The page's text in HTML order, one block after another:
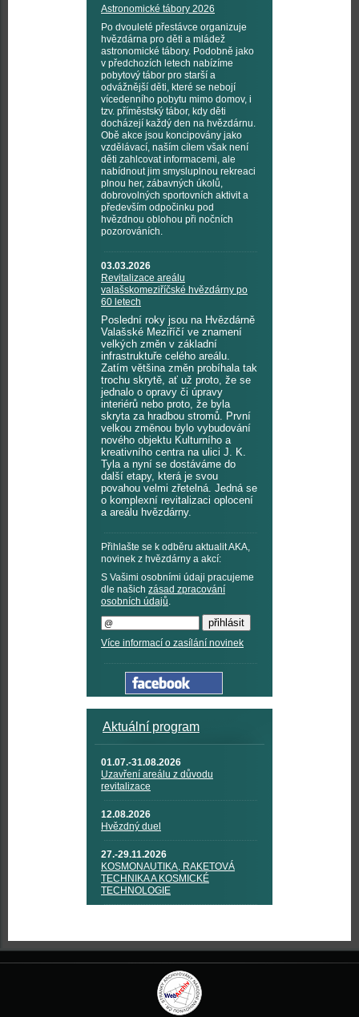
Astronomické tábory 2026
Po dvouleté přestávce organizuje
hvězdárna pro děti a mládež
astronomické tábory. Podobně jako
v předchozích letech nabízíme
pobytový tábor pro starší a
odvážnější děti, které se nebojí
vícedenního pobytu mimo domov, i
tzv. příměstský tábor, kdy děti
docházejí každý den na hvězdárnu.
Obě akce jsou koncipovány jako
vzdělávací, naším cílem však není
děti zahlcovat informacemi, ale
nabídnout jim smysluplnou rekreaci
plnou her, zábavných úkolů,
dobrovolných sportovních aktivit a
především odpočinku pod
hvězdnou oblohou při nočních
pozorováních.
03.03.2026
Revitalizace areálu
valašskomeziříčské hvězdárny po
60 letech
Poslední roky jsou na Hvězdárně
Valašské Meziříčí ve znamení
velkých změn v základní
infrastruktuře celého areálu.
Zatím většina změn probíhala tak
trochu skrytě, ať už proto, že se
jednalo o opravy či úpravy
interiérů nebo proto, že byla
skryta za hradbou stromů. První
velkou změnou bylo vybudování
nového objektu Kulturního a
kreativního centra na ulici J. K.
Tyla a nyní se dostáváme do
další etapy, která je svou
povahou velmi zřetelná. Jedná se
o komplexní revitalizaci oplocení
a areálu hvězdárny.
Přihlašte se k odběru aktualit AKA,
novinek z hvězdárny a akcí:
S Vašimi osobními údaji pracujeme
dle našich zásad zpracování
osobních údajů
Více informací o zasílání novinek
Aktuální program
01.07.-31.08.2026
Uzavření areálu z důvodu
revitalizace
12.08.2026
Hvězdný duel
27.-29.11.2026
KOSMONAUTIKA, RAKETOVÁ
TECHNIKA A KOSMICKÉ
TECHNOLOGIE